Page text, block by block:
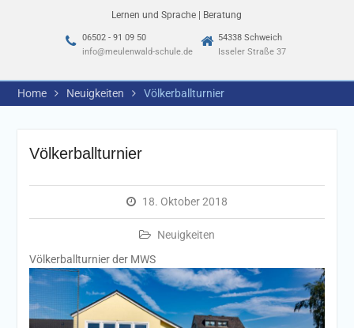
Lernen und Sprache | Beratung
06502 - 91 09 50
info@meulenwald-schule.de
54338 Schweich
Isseler Straße 37
Home Neuigkeiten Völkerballturnier
Völkerballturnier
18. Oktober 2018
Neuigkeiten
Völkerballturnier der MWS